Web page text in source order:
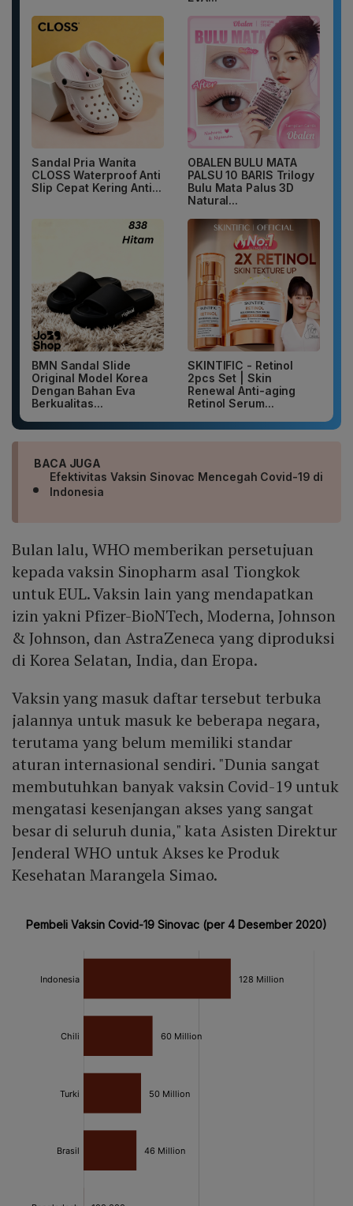
Sandal Pria Wanita
CLOSS Waterproof Anti
Slip Cepat Kering Anti...
OBALEN BULU MATA
PALSU 10 BARIS Trilogy
Bulu Mata Palus 3D
Natural...
BMN Sandal Slide
Original Model Korea
Dengan Bahan Eva
Berkualitas...
SKINTIFIC - Retinol
2pcs Set | Skin
Renewal Anti-aging
Retinol Serum...
BACA JUGA
Efektivitas Vaksin Sinovac Mencegah Covid-19 di
Indonesia
Bulan lalu, WHO memberikan persetujuan
kepada vaksin Sinopharm asal Tiongkok
untuk EUL. Vaksin lain yang mendapatkan
izin yakni Pfizer-BioNTech, Moderna, Johnson
& Johnson, dan AstraZeneca yang diproduksi
di Korea Selatan, India, dan Eropa.
Vaksin yang masuk daftar tersebut terbuka
jalannya untuk masuk ke beberapa negara,
terutama yang belum memiliki standar
aturan internasional sendiri. "Dunia sangat
membutuhkan banyak vaksin Covid-19 untuk
mengatasi kesenjangan akses yang sangat
besar di seluruh dunia," kata Asisten Direktur
Jenderal WHO untuk Akses ke Produk
Kesehatan Marangela Simao.